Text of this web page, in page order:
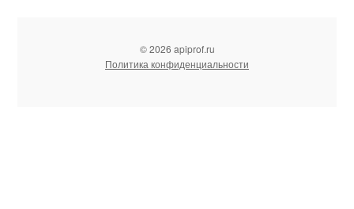
© 2026 apiprof.ru
Политика конфиденциальности